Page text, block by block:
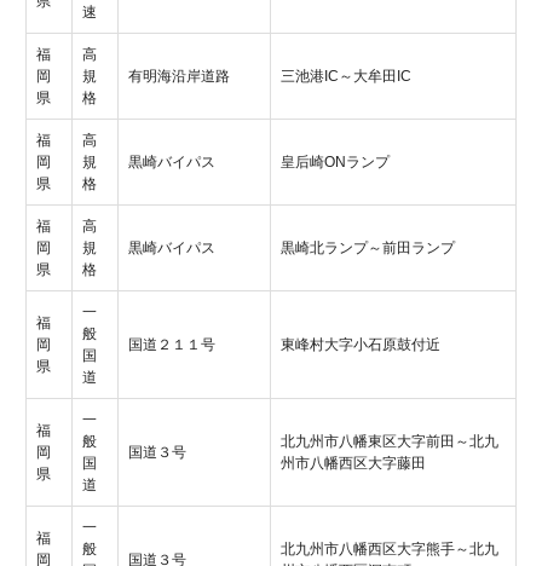
速
福
岡
県
高
規
格
有明海沿岸道路 三池港IC～大牟田IC
福
岡
県
高
規
格
黒崎バイパス 皇后崎ONランプ
福
岡
県
高
規
格
黒崎バイパス 黒崎北ランプ～前田ランプ
福
岡
県
一
般
国
道
国道２１１号 東峰村大字小石原鼓付近
福
岡
県
一
般
国
道
国道３号
北九州市八幡東区大字前田～北九
州市八幡西区大字藤田
福
岡
一
般
国道３号
北九州市八幡西区大字熊手～北九